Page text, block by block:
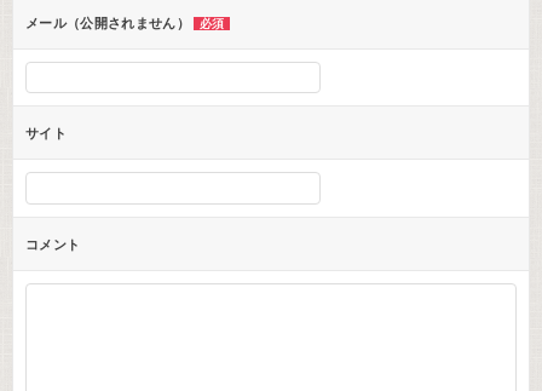
ンメール（公開されません） 必須
サイト
コメント